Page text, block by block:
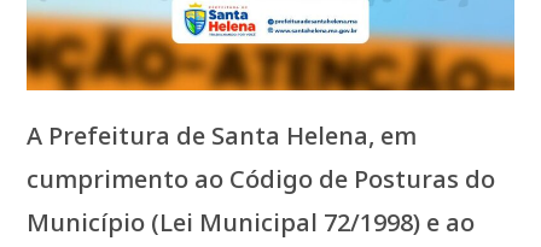
A Prefeitura de Santa Helena, em
cumprimento ao Código de Posturas do
Município (Lei Municipal 72/1998) e ao